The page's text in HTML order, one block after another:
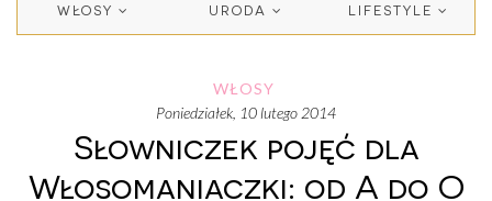
WŁOSY URODA LIFESTYLE
WŁOSY
poniedziałek, 10 lutego 2014
Słowniczek pojęć dla
Włosomaniaczki: od A do O